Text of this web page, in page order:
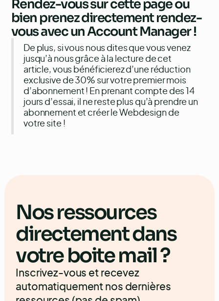
Rendez-vous surcette pageou
bien prenez directementrendez-
vous avec un Account Manager!
De plus, si vous nous dites que vous venez
jusqu’à nous grâce à la lecture de cet
article, vous bénéficierez d’une réduction
exclusive de 30% sur votre premier mois
d’abonnement ! En prenant compte des 14
jours d’essai, il ne reste plus qu’à prendre un
abonnement et créer le Webdesign de
votre site !
Nos ressources
directement dans
votre boite mail ?
Inscrivez-vous et recevez
automatiquement nos dernières